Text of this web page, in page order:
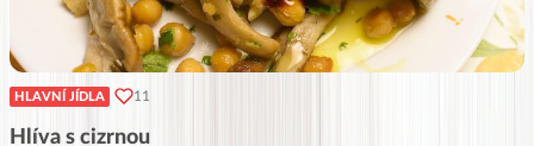
HLAVNÍ JÍDLA 11
Hlíva s cizrnou